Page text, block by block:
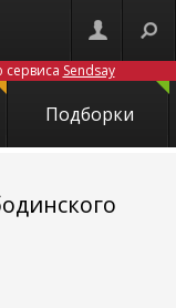
Sendsay
Подборки